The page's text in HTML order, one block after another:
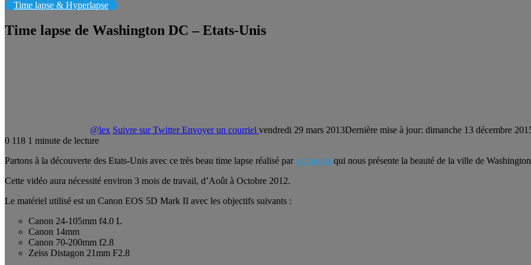
Time lapse & Hyperlapse
Time lapse de Washington DC – Etats-Unis
@lex Suivre sur Twitter Envoyer un courriel vendredi 29 mars 2013Dernière mise à jour: dimanche 13 décembre
0 118 1 minute de lecture
Partons à la découverte des Etats-Unis avec ce très beau time lapse réalisé paruzcmedia qui nous présente la beauté de la ville de
Cette vidéo aura nécessité environ 3 mois de travail, d’Août à Octobre 2012.
Le matériel utilisé est un Canon EOS 5D Mark II avec les objectifs suivants :
Canon 24-105mm f4.0 L
Canon 14mm
Canon 70-200mm f2.8
Zeiss Distagon 21mm F2.8